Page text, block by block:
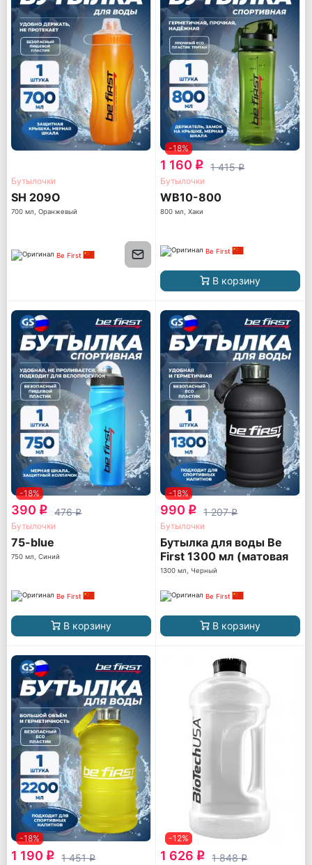
Бутылочки
SH 209O
700 мл, Оранжевый
Be First
-18%
1 160 q 1 415q
Бутылочки
WB10-800
800 мл, Хаки
Be First
В корзину
-18%
390 q 476q
Бутылочки
75-blue
750 мл, Синий
Be First
В корзину
-18%
990 q 1 207q
Бутылочки
Бутылка для воды Be
First 1300 мл (матовая
TS1300-FOROST)
1300 мл, Черный
Be First
В корзину
-18%
1 190 q 1 451q
-12%
1 626 q 1 848q